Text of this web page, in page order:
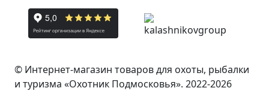
© Интернет-магазин товаров для охоты, рыбалки
и туризма «Охотник Подмосковья». 2022-2026